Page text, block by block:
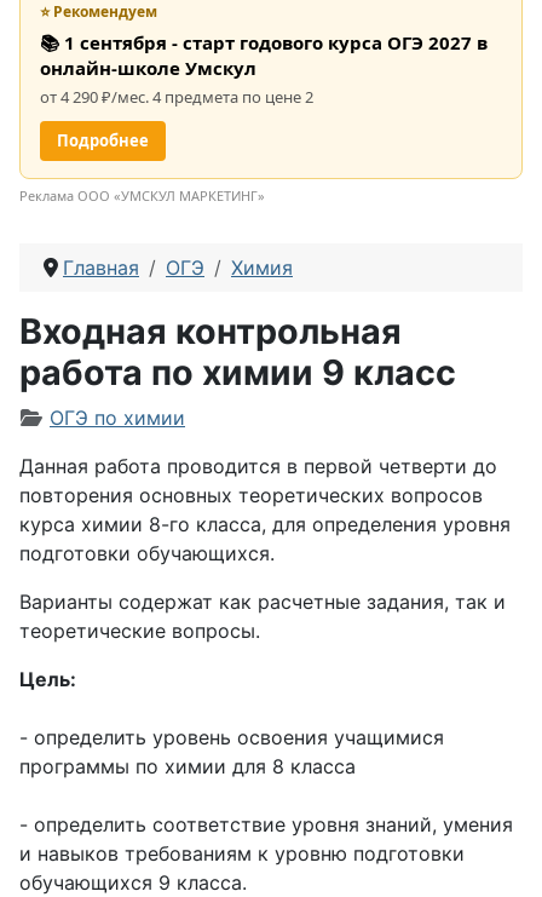
⭐ Рекомендуем
📚 1 сентября - старт годового курса ОГЭ 2027 в
онлайн-школе Умскул
от 4 290 ₽/мес. 4 предмета по цене 2
Подробнее
Реклама ООО «УМСКУЛ МАРКЕТИНГ»
Главная ОГЭ Химия
Входная контрольная
работа по химии 9 класс
Информация о материале
ОГЭ по химии
Данная работа проводится в первой четверти до
повторения основных теоретических вопросов
курса химии 8-го класса, для определения уровня
подготовки обучающихся.
Варианты содержат как расчетные задания, так и
теоретические вопросы.
Цель:
- определить уровень освоения учащимися
программы по химии для 8 класса
- определить соответствие уровня знаний, умения
и навыков требованиям к уровню подготовки
обучающихся 9 класса.